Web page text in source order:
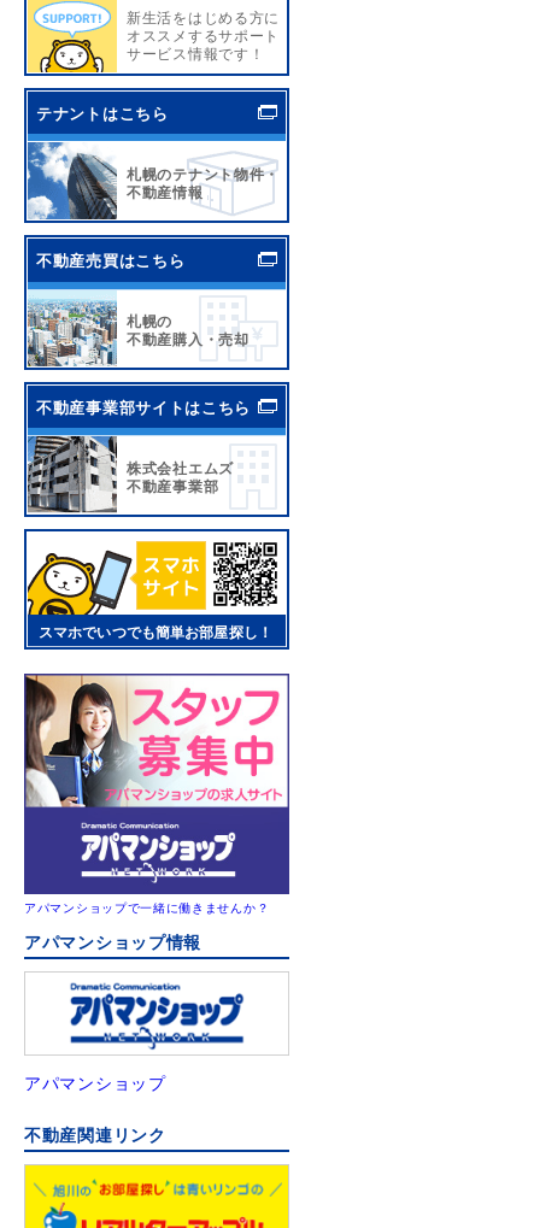
新生活をはじめる方に
オススメするサポート
サービス情報です！
テナントはこちら
札幌のテナント物件・
不動産情報
不動産売買はこちら
札幌の
不動産購入・売却
不動産事業部サイトはこちら
株式会社エムズ
不動産事業部
スマホでいつでも簡単お部屋探し！
アパマンショップで一緒に働きませんか？
アパマンショップ情報
アパマンショップ
不動産関連リンク